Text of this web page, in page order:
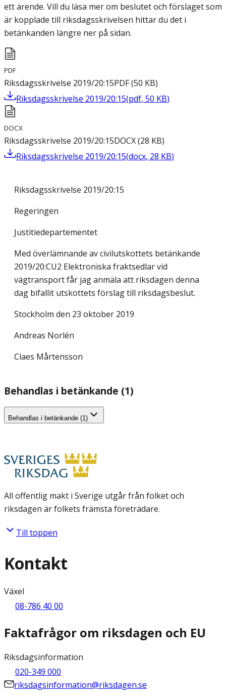
ett ärende. Vill du läsa mer om beslutet och förslaget som
är kopplade till riksdagsskrivelsen hittar du det i
betänkanden längre ner på sidan.
PDF
Riksdagsskrivelse 2019/20:15PDF(50 KB)
Riksdagsskrivelse 2019/20:15(pdf, 50 KB)
DOCX
Riksdagsskrivelse 2019/20:15DOCX(28 KB)
Riksdagsskrivelse 2019/20:15(docx, 28 KB)
Riksdagsskrivelse 2019/20:15
Regeringen
Justitiedepartementet
Med överlämnande av civilutskottets betänkande
2019/20:CU2 Elektroniska fraktsedlar vid
vägtransport får jag anmäla att riksdagen denna
dag bifallit utskottets förslag till riksdagsbeslut.
Stockholm den 23 oktober 2019
Andreas Norlén
Claes Mårtensson
Behandlas i betänkande (1)
Behandlas i betänkande (1)
All offentlig makt i Sverige utgår från folket och
riksdagen är folkets främsta företrädare.
Till toppen
Kontakt
Växel
08-786 40 00
Faktafrågor om riksdagen och EU
Riksdagsinformation
020-349 000
riksdagsinformation@riksdagen.se